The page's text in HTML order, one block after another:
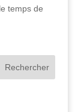
temps de